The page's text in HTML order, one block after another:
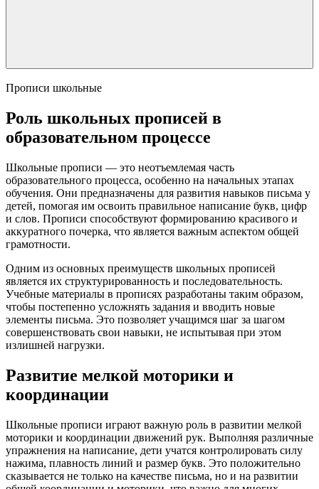
Прописи школьные
Роль школьных прописей в
образовательном процессе
Школьные прописи — это неотъемлемая часть
образовательного процесса, особенно на начальных этапах
обучения. Они предназначены для развития навыков письма у
детей, помогая им освоить правильное написание букв, цифр
и слов. Прописи способствуют формированию красивого и
аккуратного почерка, что является важным аспектом общей
грамотности.
Одним из основных преимуществ школьных прописей
является их структурированность и последовательность.
Учебные материалы в прописях разработаны таким образом,
чтобы постепенно усложнять задания и вводить новые
элементы письма. Это позволяет учащимся шаг за шагом
совершенствовать свои навыки, не испытывая при этом
излишней нагрузки.
Развитие мелкой моторики и
координации
Школьные прописи играют важную роль в развитии мелкой
моторики и координации движений рук. Выполняя различные
упражнения на написание, дети учатся контролировать силу
нажима, плавность линий и размер букв. Это положительно
сказывается не только на качестве письма, но и на развитии